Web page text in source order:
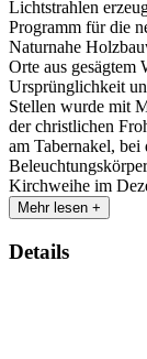
Lichtstrahlen
Programm für die
Naturnahe
Orte aus gesägtem
Ursprünglichkeit
Stellen wurde mit
der christlichen
am Tabernakel,
Kirchweihe im
Mehr lesen +
Details